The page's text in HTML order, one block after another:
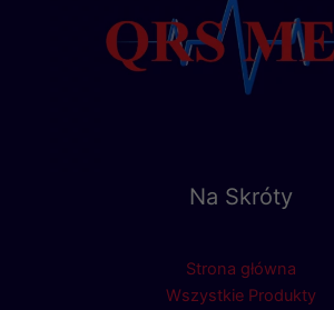
Na Skróty
Strona główna
Wszystkie Produkty